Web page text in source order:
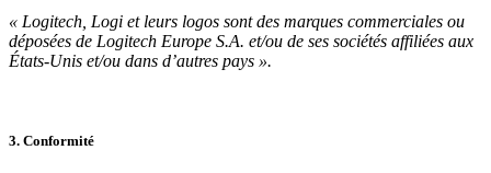
« Logitech, Logi et leurs logos sont des marques commerciales ou
déposées de Logitech Europe S.A. et/ou de ses sociétés affiliées aux
États-Unis et/ou dans d’autres pays ».
3. Conformité